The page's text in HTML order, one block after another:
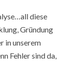
diese
Gründung
in unserem
Fehler sind da,